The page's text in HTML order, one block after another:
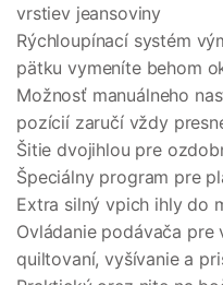
vrstiev jeansoviny
Rýchloupínací systém
pätku vymeníte behom
Možnosť manuálneho
pozícií zaručí vždy
Šitie dvojihlou pre
Špeciálny program pre
Extra silný vpich ihly do
Ovládanie podávača
quiltovaní, vyšívanie a